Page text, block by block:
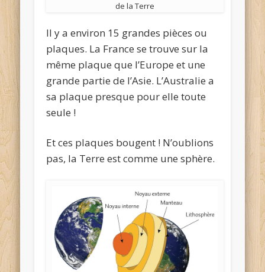
de la Terre
Il y a environ 15 grandes pièces ou
plaques. La France se trouve sur la
même plaque que l’Europe et une
grande partie de l’Asie. L’Australie a
sa plaque presque pour elle toute
seule !
Et ces plaques bougent ! N’oublions
pas, la Terre est comme une sphère.